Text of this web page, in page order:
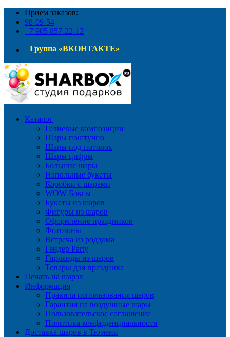
Прием заказов:
98-09-54
+7 905 857-22-12
Группа «ВКОНТАКТЕ»
Каталог
Гелиевые композиции
Шары поштучно
Шары под потолок
Шары цифры
Большие шары
Напольные букеты
Коробки с шарами
WOW-Боксы
Букеты из шаров
Фигуры из шаров
Оформление праздников
Фотозоны
Встреча из роддома
Гендер Party
Гирлянды из шаров
Товары для праздника
Печать на шарах
Информация
Правила использования шаров
Гарантия на воздушные шары
Пользовательское соглашение
Политика конфиденциальности
Доставка шаров в Тюмени